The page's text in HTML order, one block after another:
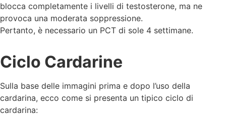
blocca completamente i livelli di testosterone, ma ne
provoca una moderata soppressione.
Pertanto, è necessario un PCT di sole 4 settimane.
Ciclo Cardarine
Sulla base delle immagini prima e dopo l’uso della
cardarina, ecco come si presenta un tipico ciclo di
cardarina: